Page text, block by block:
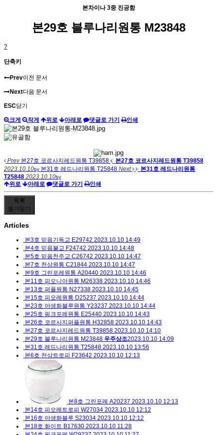
본차이나 3중 진공함
본29호 블루나리원통 M23848
?
단축키
Prev이전 문서
Next다음 문서
ESC닫기
크게 작게 위로 아래로 댓글로 가기 인쇄
Prev본27호 코르사지레드원통 T39858
본27호 코르사지레드원통 T39858
2023.10.10by 본31호 레드나리원통 T25848 Next
본31호 레드나리원통
T25848 2023.10.10by
위로 아래로 댓글로 가기 인쇄
목록
열기 닫기
Articles
본3호 믿음기독교 E29742 2023.10.10 14:49
본4호 믿음불교 F24742 2023.10.10 14:48
본5호 믿음천주교 C26742 2023.10.10 14:47
본7호 천상원통 C21844 2023.10.10 14:47
본9호 그린포레원통 A20440 2023.10.10 14:46
본11호 피오니아원통 M26338 2023.10.10 14:46
본13호 퍼플원통 N27338 2023.10.10 14:45
본15호 피오레원통 D25237 2023.10.10 14:44
본23호 야생화블루원통 Y23237 2023.10.10 14:44
본25호 핑크포레원통 E25440 2023.10.10 14:43
본26호 코르사지퍼플원통 H32858 2023.10.10 14:43
본27호 코르사지레드원통 T39858 2023.10.10 14:10
본29호 블루나리원통 M23848 우주상조2023.10.10 14:09
본31호 레드나리원통 T25848 2023.10.10 13:56
본6호 천상트로피 F23642 2023.10.10 12:13
본8호 그린포레 A20237 2023.10.10 12:13
본14호 피오레트로피 W27034 2023.10.10 12:12
본16호 야생화블루 S23034 2023.10.10 12:12
본18호 화이트 B17630 2023.10.10 11:28